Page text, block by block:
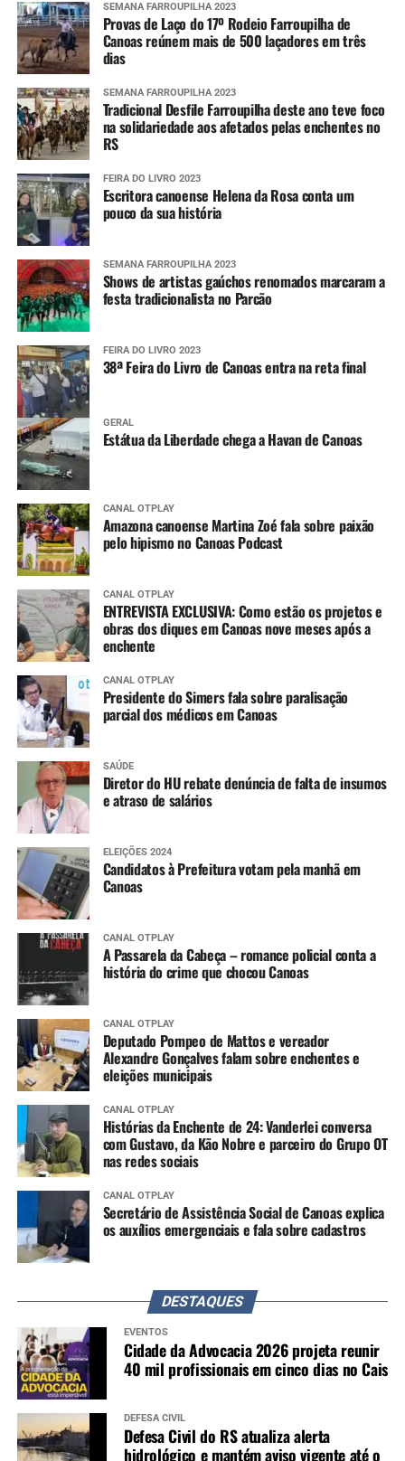
SEMANA FARROUPILHA 2023
Provas de Laço do 17º Rodeio Farroupilha de
Canoas reúnem mais de 500 laçadores em três
dias
SEMANA FARROUPILHA 2023
Tradicional Desfile Farroupilha deste ano teve foco
na solidariedade aos afetados pelas enchentes no
RS
FEIRA DO LIVRO 2023
Escritora canoense Helena da Rosa conta um
pouco da sua história
SEMANA FARROUPILHA 2023
Shows de artistas gaúchos renomados marcaram a
festa tradicionalista no Parcão
FEIRA DO LIVRO 2023
38ª Feira do Livro de Canoas entra na reta final
GERAL
Estátua da Liberdade chega a Havan de Canoas
CANAL OTPLAY
Amazona canoense Martina Zoé fala sobre paixão
pelo hipismo no Canoas Podcast
CANAL OTPLAY
ENTREVISTA EXCLUSIVA: Como estão os projetos e
obras dos diques em Canoas nove meses após a
enchente
CANAL OTPLAY
Presidente do Simers fala sobre paralisação
parcial dos médicos em Canoas
SAÚDE
Diretor do HU rebate denúncia de falta de insumos
e atraso de salários
ELEIÇÕES 2024
Candidatos à Prefeitura votam pela manhã em
Canoas
CANAL OTPLAY
A Passarela da Cabeça – romance policial conta a
história do crime que chocou Canoas
CANAL OTPLAY
Deputado Pompeo de Mattos e vereador
Alexandre Gonçalves falam sobre enchentes e
eleições municipais
CANAL OTPLAY
Histórias da Enchente de 24: Vanderlei conversa
com Gustavo, da Kão Nobre e parceiro do Grupo OT
nas redes sociais
CANAL OTPLAY
Secretário de Assistência Social de Canoas explica
os auxílios emergenciais e fala sobre cadastros
DESTAQUES
EVENTOS
Cidade da Advocacia 2026 projeta reunir
40 mil profissionais em cinco dias no Cais
DEFESA CIVIL
Defesa Civil do RS atualiza alerta
hidrológico e mantém aviso vigente até o